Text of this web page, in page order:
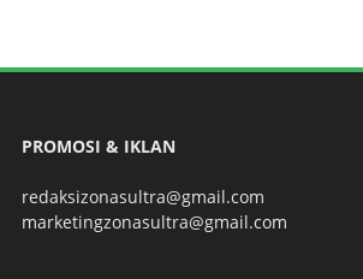
PROMOSI & IKLAN
redaksizonasultra@gmail.com
marketingzonasultra@gmail.com